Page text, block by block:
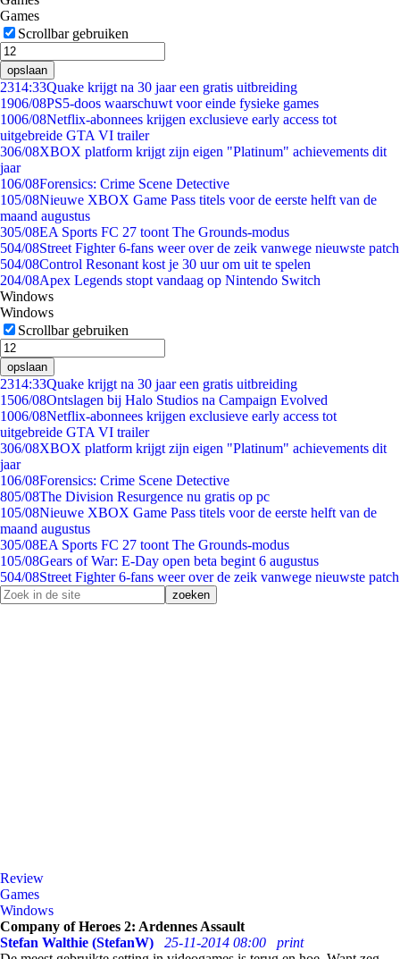
Games
Scrollbar gebruiken
opslaan
2314:33Quake krijgt na 30 jaar een gratis uitbreiding
1906/08PS5-doos waarschuwt voor einde fysieke games
1006/08Netflix-abonnees krijgen exclusieve early access tot
uitgebreide GTA VI trailer
306/08XBOX platform krijgt zijn eigen "Platinum" achievements dit
jaar
106/08Forensics: Crime Scene Detective
105/08Nieuwe XBOX Game Pass titels voor de eerste helft van de
maand augustus
305/08EA Sports FC 27 toont The Grounds-modus
504/08Street Fighter 6-fans weer over de zeik vanwege nieuwste patch
504/08Control Resonant kost je 30 uur om uit te spelen
204/08Apex Legends stopt vandaag op Nintendo Switch
Windows
Windows
Scrollbar gebruiken
opslaan
2314:33Quake krijgt na 30 jaar een gratis uitbreiding
1506/08Ontslagen bij Halo Studios na Campaign Evolved
1006/08Netflix-abonnees krijgen exclusieve early access tot
uitgebreide GTA VI trailer
306/08XBOX platform krijgt zijn eigen "Platinum" achievements dit
jaar
106/08Forensics: Crime Scene Detective
805/08The Division Resurgence nu gratis op pc
105/08Nieuwe XBOX Game Pass titels voor de eerste helft van de
maand augustus
305/08EA Sports FC 27 toont The Grounds-modus
105/08Gears of War: E-Day open beta begint 6 augustus
504/08Street Fighter 6-fans weer over de zeik vanwege nieuwste patch
Review
Games
Windows
Company of Heroes 2: Ardennes Assault
Stefan Walthie (StefanW)
25-11-2014 08:00
print